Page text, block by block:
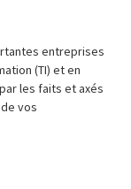
entreprises
(TI) et en
les faits et axés
vos